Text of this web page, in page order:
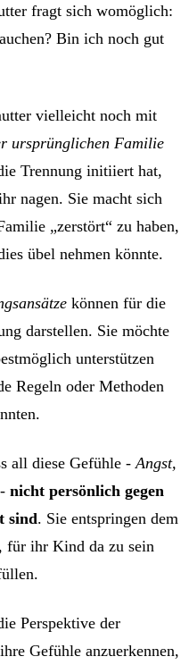
fragt sich womöglich:
Bin ich noch gut
vielleicht noch mit
ursprünglichen Familie
Trennung initiiert hat,
nagen. Sie macht sich
„zerstört“ zu haben,
übel nehmen könnte.
können für die
darstellen. Sie möchte
unterstützen
Regeln oder Methoden
all diese Gefühle - Angst,
- nicht persönlich gegen
sind. Sie entspringen dem
für ihr Kind da zu sein
Perspektive der
Gefühle anzuerkennen,